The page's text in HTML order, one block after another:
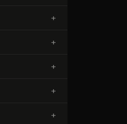
+
+
+
+
+